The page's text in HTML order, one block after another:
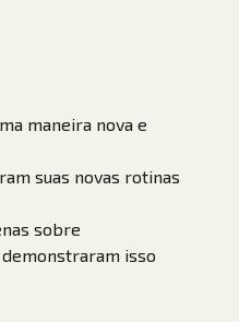
maneira nova e
suas novas rotinas
sobre
isso